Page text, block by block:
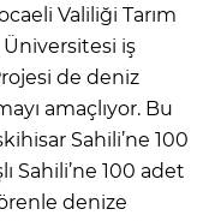
Valiliği Tarım
iş
de deniz
amaçlıyor. Bu
Sahili’ne 100
Sahili’ne 100 adet
denize